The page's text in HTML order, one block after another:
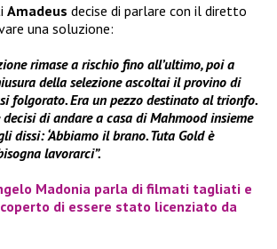
Amadeus decise di parlare con il diretto
una soluzione:
rimase a rischio fino all’ultimo, poi a
della selezione ascoltai il provino di
folgorato. Era un pezzo destinato al trionfo.
di andare a casa di Mahmood insieme
dissi: ‘Abbiamo il brano. Tuta Gold è
lavorarci”.
Madonia parla di filmati tagliati e
di essere stato licenziato da